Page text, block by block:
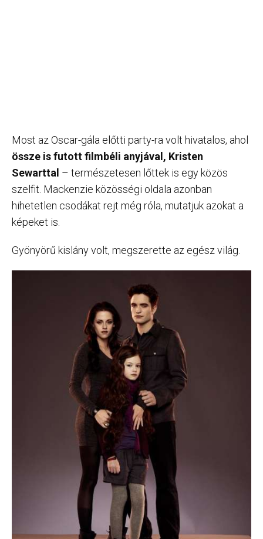
Most az Oscar-gála előtti party-ra volt hivatalos, ahol
össze is futott filmbéli anyjával, Kristen
Sewarttal – természetesen lőttek is egy közös
szelfit. Mackenzie közösségi oldala azonban
hihetetlen csodákat rejt még róla, mutatjuk azokat a
képeket is.
Gyönyörű kislány volt, megszerette az egész világ.